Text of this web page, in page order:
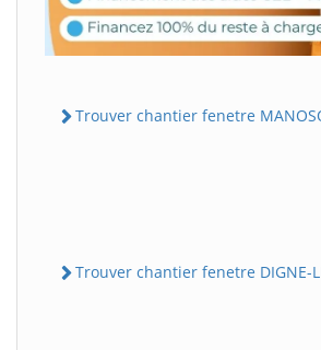
Trouver chantier fenetre
Trouver chantier fenetre DIGNE-